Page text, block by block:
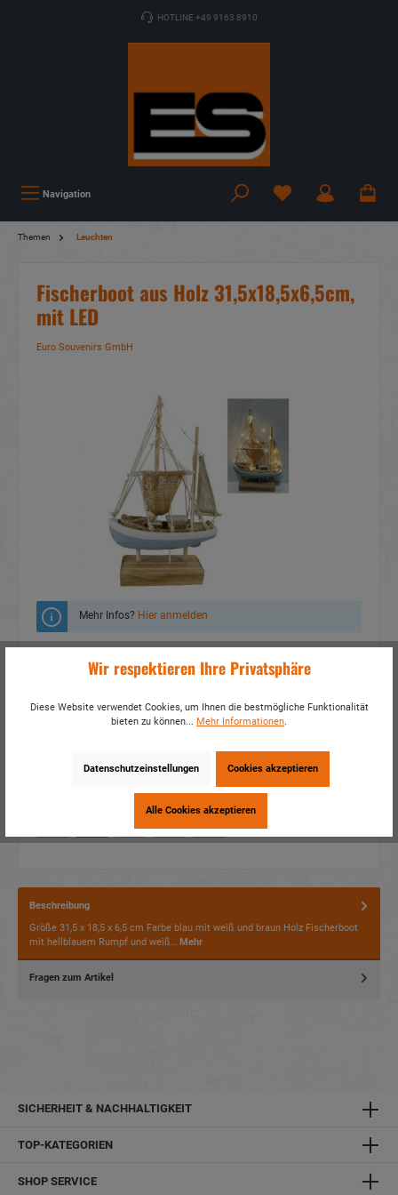
HOTLINE +49 9163 8910
Navigation
Themen Leuchten
Fischerboot aus Holz 31,5x18,5x6,5cm,
mit LED
Euro Souvenirs GmbH
Mehr Infos? Hier anmelden
Zum Merkzettel hinzufügen
Fragen zum Produkt
Verpackungseinheit: 1 / 12
Dieses Produkt weiterempfehlen:
Beschreibung
Größe 31,5 x 18,5 x 6,5 cm Farbe blau mit weiß und braun Holz Fischerboot
mit hellblauem Rumpf und weiß… Mehr
Fragen zum Artikel
SICHERHEIT & NACHHALTIGKEIT
TOP-KATEGORIEN
SHOP SERVICE
Wir respektieren Ihre Privatsphäre
Diese Website verwendet Cookies, um Ihnen die bestmögliche Funktionalität
bieten zu können... Mehr Informationen.
Datenschutzeinstellungen Cookies akzeptieren
Alle Cookies akzeptieren